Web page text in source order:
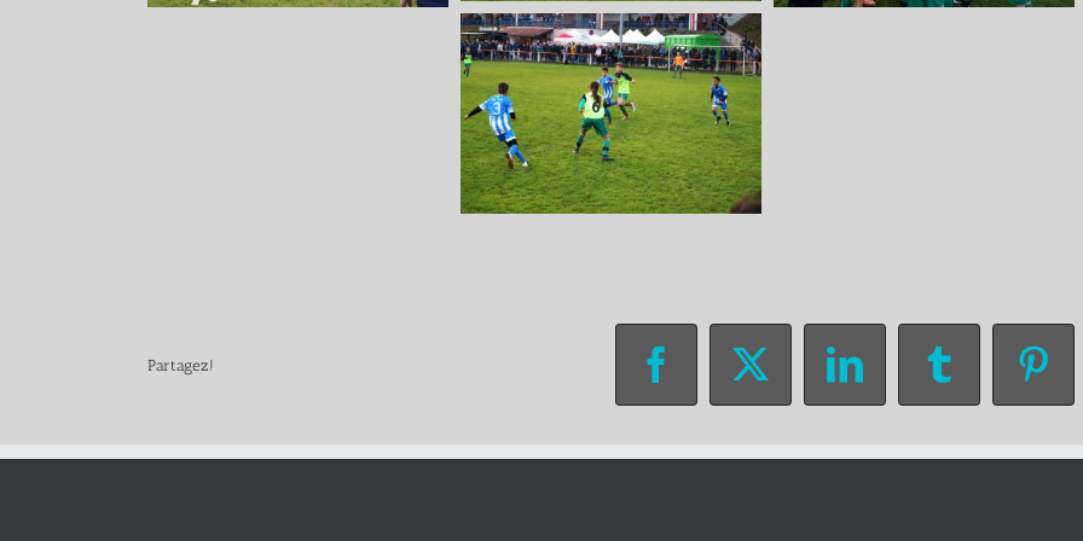
Partagez! Facebook
X LinkedInTumblr